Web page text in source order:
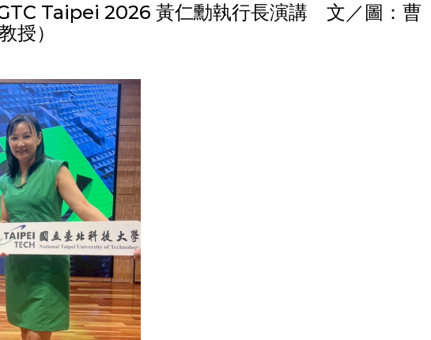
Taipei 2026 黃仁勳執行長演講 文／圖：曹
授）